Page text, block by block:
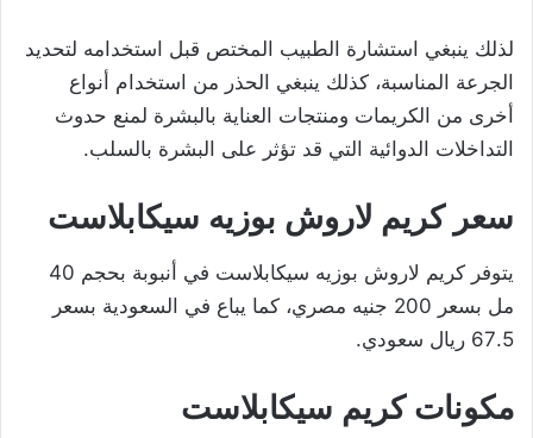
لذلك ينبغي استشارة الطبيب المختص قبل استخدامه لتحديد
الجرعة المناسبة، كذلك ينبغي الحذر من استخدام أنواع
أخرى من الكريمات ومنتجات العناية بالبشرة لمنع حدوث
التداخلات الدوائية التي قد تؤثر على البشرة بالسلب.
سعر كريم لاروش بوزيه سيكابلاست
يتوفر كريم لاروش بوزيه سيكابلاست في أنبوبة بحجم 40
مل بسعر 200 جنيه مصري، كما يباع في السعودية بسعر
67.5 ريال سعودي.
مكونات كريم سيكابلاست